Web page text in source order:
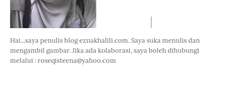
Hai...saya penulis blog eznakhalili.com. Saya suka menulis dan
mengambil gambar. Jika ada kolaborasi, saya boleh dihubungi
melalui : roseqisteena@yahoo.com